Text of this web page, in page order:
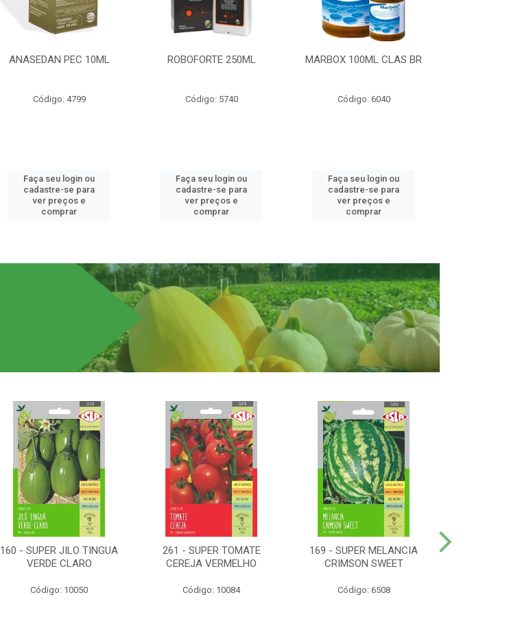
ANASEDAN PEC 10ML
Código: 4799
Faça seu login ou
cadastre-se para
ver preços e
comprar
ROBOFORTE 250ML
Código: 5740
Faça seu login ou
cadastre-se para
ver preços e
comprar
MARBOX 100ML CLAS BR
Código: 6040
Faça seu login ou
cadastre-se para
ver preços e
comprar
160 - SUPER JILO TINGUA
VERDE CLARO
Código: 10050
261 - SUPER TOMATE
CEREJA VERMELHO
Código: 10084
169 - SUPER MELANCIA
CRIMSON SWEET
Código: 6508